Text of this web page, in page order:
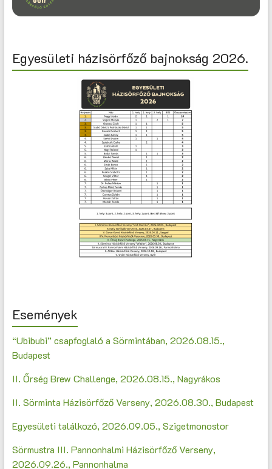
Egyesületi házisörfőző bajnokság 2026.
Események
“Ubibubi” csapfoglaló a Sörmintában, 2026.08.15.,
Budapest
II. Őrség Brew Challenge, 2026.08.15., Nagyrákos
II. Sörminta Házisörfőző Verseny, 2026.08.30., Budapest
Egyesületi találkozó, 2026.09.05., Szigetmonostor
Sörmustra III. Pannonhalmi Házisörfőző Verseny,
2026.09.26., Pannonhalma